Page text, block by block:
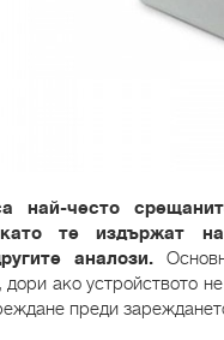
най-често
като те издържат
аналози.
ако устройството
преди